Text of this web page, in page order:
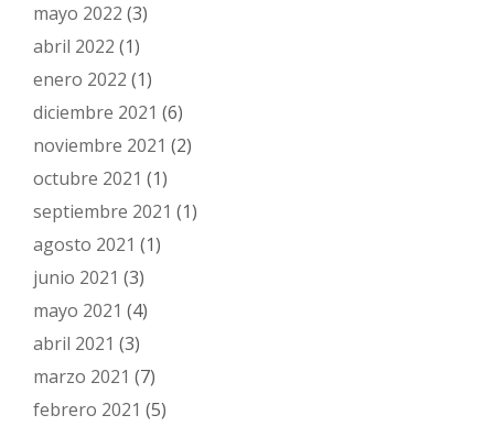
mayo 2022 (3)
abril 2022 (1)
enero 2022 (1)
diciembre 2021 (6)
noviembre 2021 (2)
octubre 2021 (1)
septiembre 2021 (1)
agosto 2021 (1)
junio 2021 (3)
mayo 2021 (4)
abril 2021 (3)
marzo 2021 (7)
febrero 2021 (5)